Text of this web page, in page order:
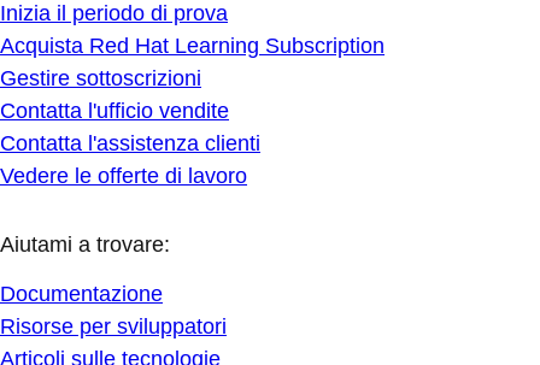
Inizia il periodo di prova
Acquista Red Hat Learning Subscription
Gestire sottoscrizioni
Contatta l'ufficio vendite
Contatta l'assistenza clienti
Vedere le offerte di lavoro
Aiutami a trovare:
Documentazione
Risorse per sviluppatori
Articoli sulle tecnologie